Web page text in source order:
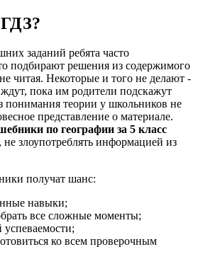
заданий ребята часто
подбирают решения из содержимого
читая. Некоторые и того не делают -
пока им родители подскажут
понимания теории у школьников не
представление о материале.
по географии за 5 класс
злоупотреблять информацией из
получат шанс:
навыки;
все сложные моменты;
успеваемости;
ко всем проверочным